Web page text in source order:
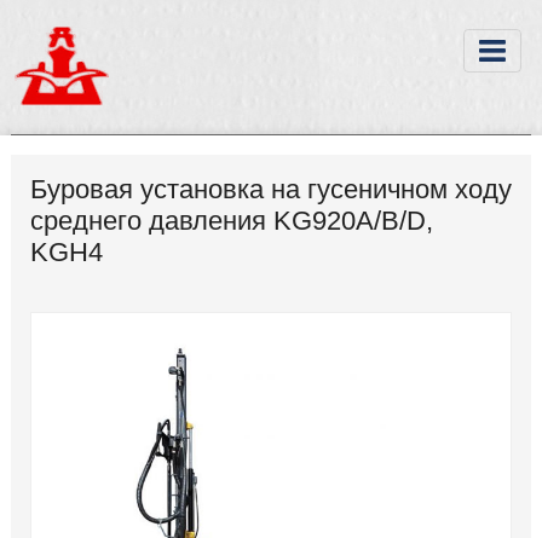
Буровая установка на гусеничном ходу
среднего давления KG920A/B/D,
KGH4